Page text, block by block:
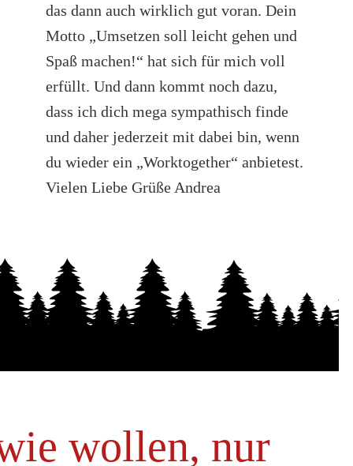
das dann auch wirklich gut voran. Dein
Motto „Umsetzen soll leicht gehen und
Spaß machen!“ hat sich für mich voll
erfüllt. Und dann kommt noch dazu,
dass ich dich mega sympathisch finde
und daher jederzeit mit dabei bin, wenn
du wieder ein „Worktogether“ anbietest.
Vielen Liebe Grüße Andrea
wollen, nur